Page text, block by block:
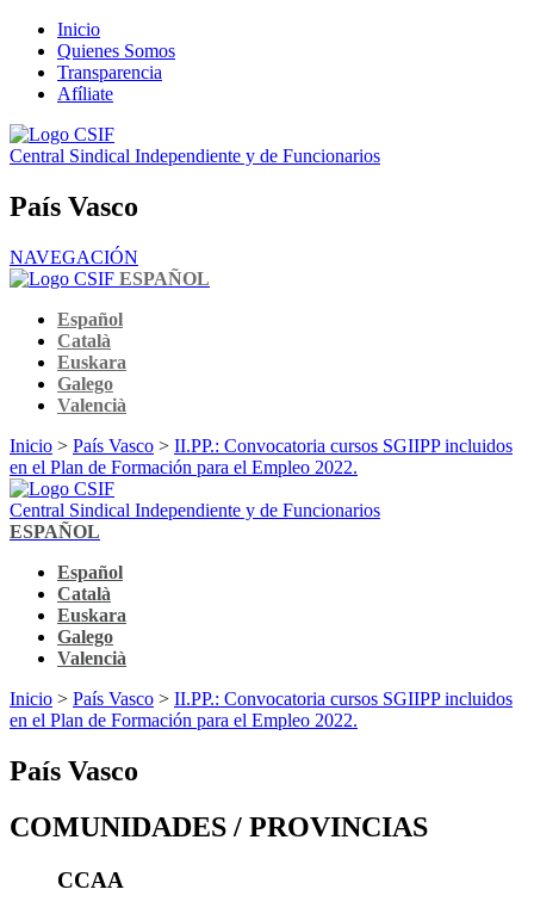
Inicio
Quienes Somos
Transparencia
Afíliate
Central Sindical Independiente y de Funcionarios
País Vasco
NAVEGACIÓN
ESPAÑOL
Español
Català
Euskara
Galego
Valencià
Inicio > País Vasco > II.PP.: Convocatoria cursos SGIIPP incluidos
en el Plan de Formación para el Empleo 2022.
Central Sindical Independiente y de Funcionarios
ESPAÑOL
Español
Català
Euskara
Galego
Valencià
Inicio > País Vasco > II.PP.: Convocatoria cursos SGIIPP incluidos
en el Plan de Formación para el Empleo 2022.
País Vasco
COMUNIDADES / PROVINCIAS
CCAA